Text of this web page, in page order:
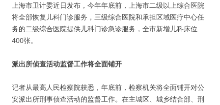
上海市卫计委近日发布，今年年底前，上海市二级以上综合医院
将全部恢复儿科门诊服务，三级综合医院和承担区域医疗中心任
务的二级综合医院提供儿科门诊急诊服务，全市新增儿科床位
400张。
派出所侦查活动监督工作将全面铺开
记者从最高人民检察院获悉，年底前，检察机关将全面铺开对公
安派出所刑事侦查活动的监督工作。在主城区、城乡结合部、刑